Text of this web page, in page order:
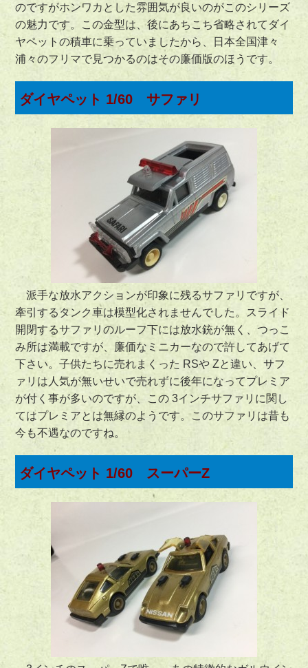
のですがホンワカとした雰囲気が良いのがこのシリーズ
の魅力です。この金型は、後にあちこち省略されてダイ
ヤペットの積車に乗っていましたから、日本全国津々
浦々のフリマで見つかるのはその廉価版のほうです。
ダイヤペット 1/60 サファリ
派手な放水アクションが印象に残るサファリですが、
牽引するタンク車は模型化されませんでした。スライド
開閉するサファリのルーフ下には放水銃が無く、つっこ
み所は満載ですが、廉価なミニカーなので許してあげて
下さい。子供たちに売れまくった RSや Zと違い、サフ
ァリは人気が無いせいで売れずに後年になってプレミア
が付く事が多いのですが、この 3インチサファリに関し
てはプレミアとは無縁のようです。このサファリは昔も
今も不遇なのですね。
ダイヤペット 1/60 スーパーZ